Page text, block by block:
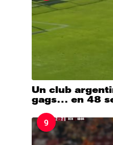
Un club
gags… en 48
9